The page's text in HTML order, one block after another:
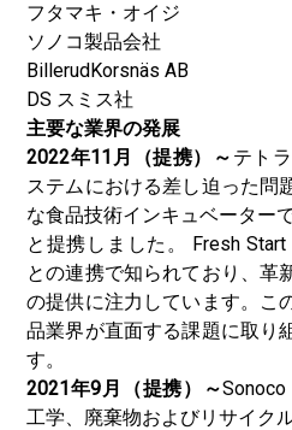
フタマキ・オイジ
ソノコ製品会社
BillerudKorsnäs AB
DS スミス社
主要な業界の発展
2022年11月（提携）～ テト
ステムにおける差し迫った問
な食品技術インキュベーター
と提携しました。 Fresh
との連携で知られており、革
の提供に注力しています。こ
品業界が直面する課題に取り
す。
2021年9月（提携）～
工学、廃棄物およびリサイク